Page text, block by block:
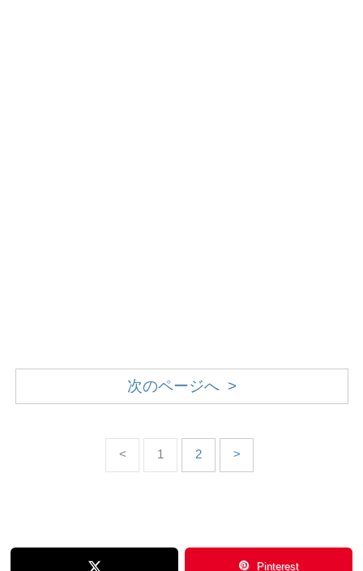
次のページへ >
< 1 2 >
Pinterest